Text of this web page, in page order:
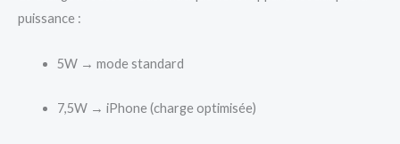
puissance :
5W → mode standard
7,5W → iPhone (charge optimisée)